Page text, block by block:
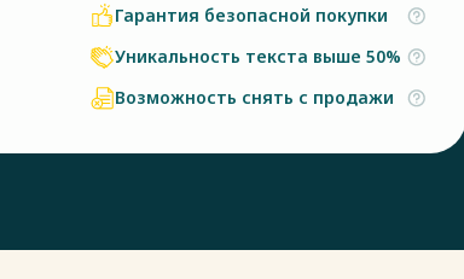
Гарантия безопасной покупки
Уникальность текста выше 50%
Возможность снять с продажи